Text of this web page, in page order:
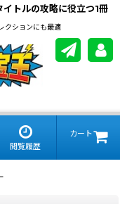
トルの攻略に役立つ1冊
クションにも最適
閲覧履歴
カート